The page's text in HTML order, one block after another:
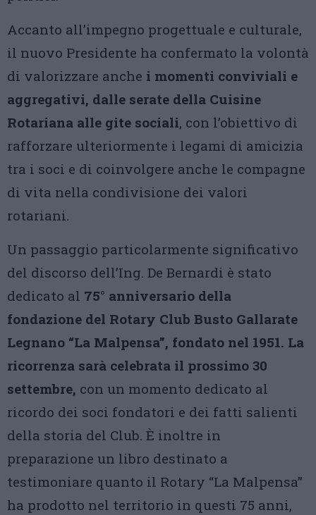
Accanto all’impegno progettuale e culturale,
il nuovo Presidente ha confermato la volontà
di valorizzare anche i momenti conviviali e
aggregativi, dalle serate della Cuisine
Rotariana alle gite sociali, con l’obiettivo di
rafforzare ulteriormente i legami di amicizia
tra i soci e di coinvolgere anche le compagne
di vita nella condivisione dei valori
rotariani.
Un passaggio particolarmente significativo
del discorso dell’Ing. De Bernardi è stato
dedicato al 75° anniversario della
fondazione del Rotary Club Busto Gallarate
Legnano “La Malpensa”, fondato nel 1951. La
ricorrenza sarà celebrata il prossimo 30
settembre, con un momento dedicato al
ricordo dei soci fondatori e dei fatti salienti
della storia del Club. È inoltre in
preparazione un libro destinato a
testimoniare quanto il Rotary “La Malpensa”
ha prodotto nel territorio in questi 75 anni,